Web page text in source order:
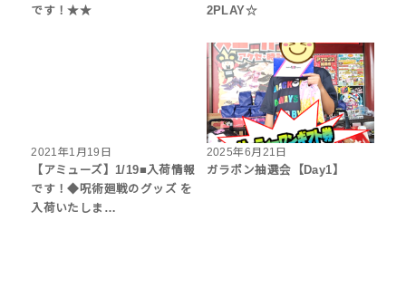
です！★★
2PLAY☆
2021年1月19日
【アミューズ】1/19■入荷情報
です！◆呪術廻戦のグッズ を
入荷いたしま…
2025年6月21日
ガラポン抽選会【Day1】